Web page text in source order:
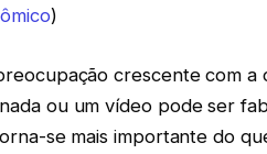
)
crescente com a
ou um vídeo pode ser
se mais importante do